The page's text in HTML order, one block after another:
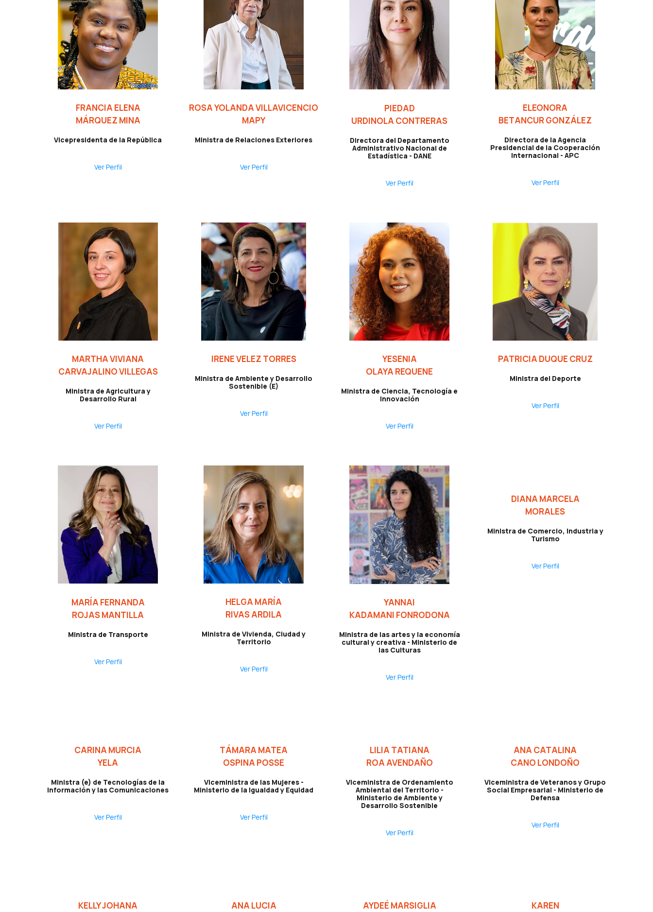
FRANCIA ELENA
MÁRQUEZ MINA
Vicepresidenta de la República
Ver Perfil
ROSA YOLANDA VILLAVICENCIO
MAPY
Ministra de Relaciones Exteriores
Ver Perfil
PIEDAD
URDINOLA CONTRERAS
Directora del Departamento
Administrativo Nacional de
Estadística - DANE
Ver Perfil
ELEONORA
BETANCUR GONZÁLEZ
Directora de la Agencia
Presidencial de la Cooperación
Internacional - APC
Ver Perfil
MARTHA VIVIANA
CARVAJALINO VILLEGAS
Ministra de Agricultura y
Desarrollo Rural
Ver Perfil
IRENE VELEZ TORRES
Ministra de Ambiente y Desarrollo
Sostenible (E)
Ver Perfil
YESENIA
OLAYA REQUENE
Ministra de Ciencia, Tecnología e
Innovación
Ver Perfil
PATRICIA DUQUE CRUZ
Ministra del Deporte
Ver Perfil
MARÍA FERNANDA
ROJAS MANTILLA
Ministra de Transporte
Ver Perfil
HELGA MARÍA
RIVAS ARDILA
Ministra de Vivienda, Ciudad y
Territorio
Ver Perfil
YANNAI
KADAMANI FONRODONA
Ministra de las artes y la economía
cultural y creativa - Ministerio de
las Culturas
Ver Perfil
DIANA MARCELA
MORALES
Ministra de Comercio, Industria y
Turismo
Ver Perfil
CARINA MURCIA
YELA
Ministra (e) de Tecnologías de la
Información y las Comunicaciones
Ver Perfil
TÁMARA MATEA
OSPINA POSSE
Viceministra de las Mujeres -
Ministerio de la Igualdad y Equidad
Ver Perfil
LILIA TATIANA
ROA AVENDAÑO
Viceministra de Ordenamiento
Ambiental del Territorio -
Ministerio de Ambiente y
Desarrollo Sostenible
Ver Perfil
ANA CATALINA
CANO LONDOÑO
Viceministra de Veteranos y Grupo
Social Empresarial - Ministerio de
Defensa
Ver Perfil
KELLY JOHANA
ANA LUCIA
AYDEÉ MARSIGLIA
KAREN